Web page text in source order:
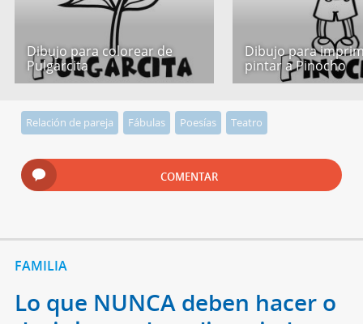
Dibujo para colorear de
Pulgarcita
Dibujo para
pintar a Pinocho
Relación de pareja Fábulas Poesías Teatro
COMENTAR
FAMILIA
Lo que NUNCA deben hacer o